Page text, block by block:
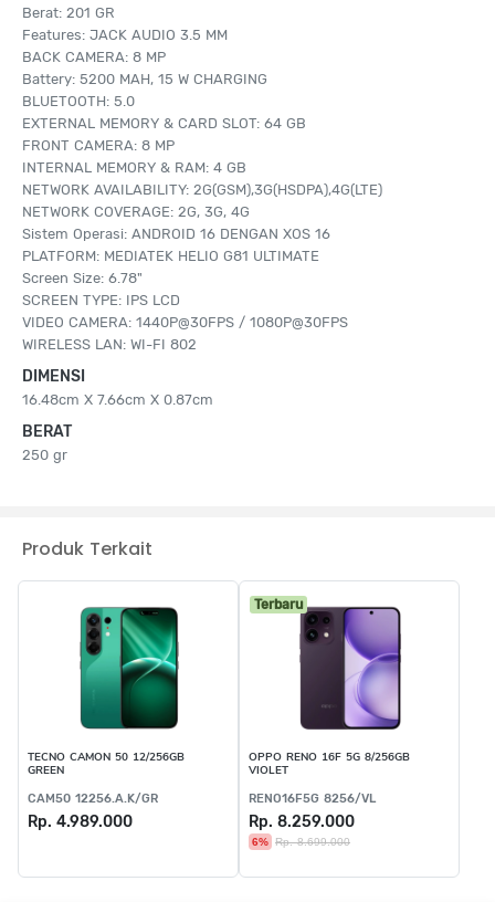
Berat: 201 GR
Features: JACK AUDIO 3.5 MM
BACK CAMERA: 8 MP
Battery: 5200 MAH, 15 W CHARGING
BLUETOOTH: 5.0
EXTERNAL MEMORY & CARD SLOT: 64 GB
FRONT CAMERA: 8 MP
INTERNAL MEMORY & RAM: 4 GB
NETWORK AVAILABILITY: 2G(GSM),3G(HSDPA),4G(LTE)
NETWORK COVERAGE: 2G, 3G, 4G
Sistem Operasi: ANDROID 16 DENGAN XOS 16
PLATFORM: MEDIATEK HELIO G81 ULTIMATE
Screen Size: 6.78"
SCREEN TYPE: IPS LCD
VIDEO CAMERA: 1440P@30FPS / 1080P@30FPS
WIRELESS LAN: WI-FI 802
DIMENSI
16.48cm X 7.66cm X 0.87cm
BERAT
250 gr
Produk Terkait
TECNO CAMON 50 12/256GB
GREEN
CAM50 12256.A.K/GR
Rp. 4.989.000
Terbaru
OPPO RENO 16F 5G 8/256GB
VIOLET
RENO16F5G 8256/VL
Rp. 8.259.000
6% Rp. 8.699.000